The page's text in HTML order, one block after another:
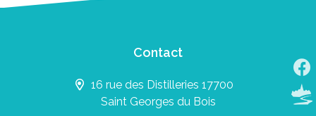
Contact
16 rue des Distilleries 17700
Saint Georges du Bois